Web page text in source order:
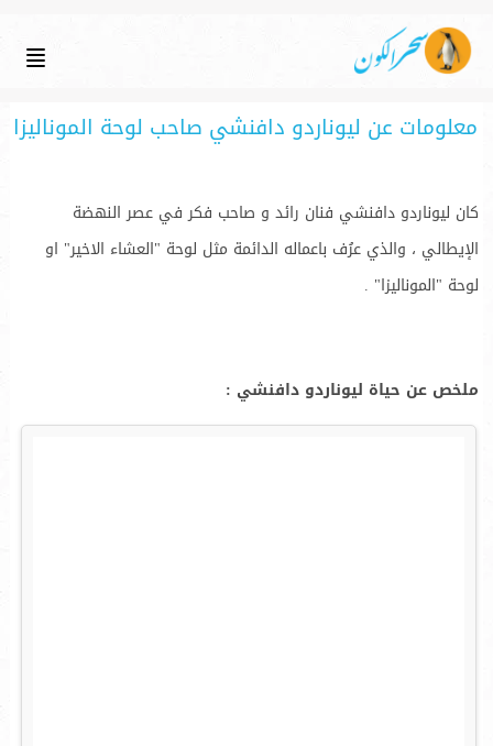
معلومات عن ليوناردو دافنشي صاحب لوحة الموناليزا
كان ليوناردو دافنشي فنان رائد و صاحب فكر في عصر النهضة
الإيطالي ، والذي عرُف باعماله الدائمة مثل لوحة "العشاء الاخير" او
لوحة "الموناليزا" .
ملخص عن حياة ليوناردو دافنشي :